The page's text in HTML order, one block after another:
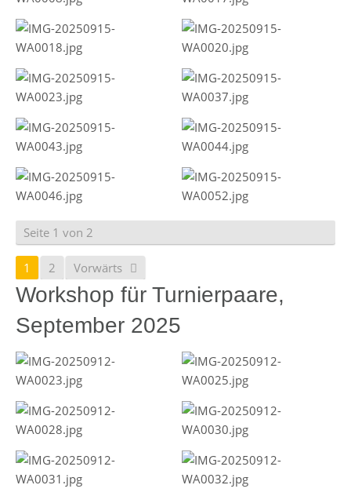
Seite 1 von 2
1 2 Vorwärts
Workshop für Turnierpaare,
September 2025